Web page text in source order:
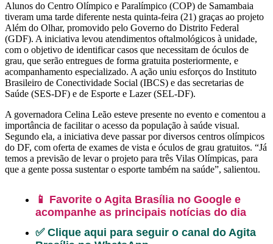
Alunos do Centro Olímpico e Paralímpico (COP) de Samambaia
tiveram uma tarde diferente nesta quinta-feira (21) graças ao projeto
Além do Olhar, promovido pelo Governo do Distrito Federal
(GDF). A iniciativa levou atendimentos oftalmológicos à unidade,
com o objetivo de identificar casos que necessitam de óculos de
grau, que serão entregues de forma gratuita posteriormente, e
acompanhamento especializado. A ação uniu esforços do Instituto
Brasileiro de Conectividade Social (IBCS) e das secretarias de
Saúde (SES-DF) e de Esporte e Lazer (SEL-DF).
A governadora Celina Leão esteve presente no evento e comentou a
importância de facilitar o acesso da população à saúde visual.
Segundo ela, a iniciativa deve passar por diversos centros olímpicos
do DF, com oferta de exames de vista e óculos de grau gratuitos. “Já
temos a previsão de levar o projeto para três Vilas Olímpicas, para
que a gente possa sustentar o esporte também na saúde”, salientou.
📱 Favorite o Agita Brasília no Google e
acompanhe as principais notícias do dia
✅ Clique aqui para seguir o canal do Agita